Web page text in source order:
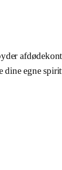
egne